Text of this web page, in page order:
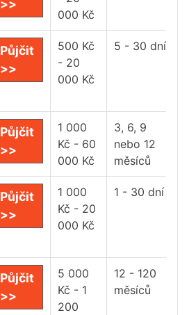
>>
000 Kč
Půjčit
>>
500 Kč
- 20
000 Kč
5 - 30 dní
Půjčit
>>
1 000
Kč - 60
000 Kč
3, 6, 9
nebo 12
měsíců
Půjčit
>>
1 000
Kč - 20
000 Kč
1 - 30 dní
Půjčit
>>
5 000
Kč - 1
200
12 - 120
měsíců